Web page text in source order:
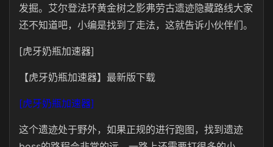
发掘。艾尔登法环黄金树之影弗劳古遗迹隐藏路线大家
还不知道吧，小编是找到了走法，这就告诉小伙伴们。
[虎牙奶瓶加速器]
【虎牙奶瓶加速器】最新版下载
[虎牙奶瓶加速器]
这个遗迹处于野外，如果正规的进行跑图，找到遗迹